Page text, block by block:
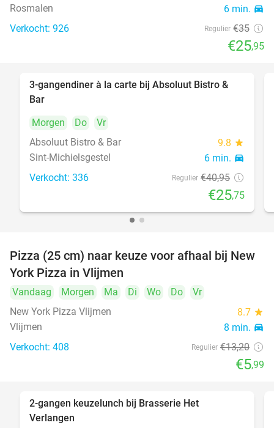
Rosmalen 6 min. directions_car
Verkocht: 926 Regulier €35
€25,95
37%
3-gangendiner à la carte bij Absoluut Bistro &
Bar
Morgen
Do
Vr
Absoluut Bistro & Bar
9.8 star
Sint-Michielsgestel 6 min. directions_car
Verkocht: 336 Regulier €40,95
€25,75
55%
Pizza (25 cm) naar keuze voor afhaal bij New
York Pizza in Vlijmen
Vandaag Morgen Ma Di Wo Do
Vr
New York Pizza Vlijmen
8.7 star
Vlijmen 8 min. directions_car
Verkocht: 408 Regulier €13,20
€5,99
2-gangen keuzelunch bij Brasserie Het
Verlangen